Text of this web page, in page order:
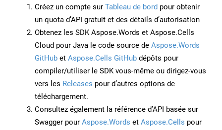
Créez un compte sur Tableau de bord pour obtenir
un quota d’API gratuit et des détails d’autorisation
Obtenez les SDK Aspose.Words et Aspose.Cells
Cloud pour Java le code source de Aspose.Words
GitHub et Aspose.Cells GitHub dépôts pour
compiler/utiliser le SDK vous-même ou dirigez-vous
vers les Releases pour d’autres options de
téléchargement.
Consultez également la référence d’API basée sur
Swagger pour Aspose.Words et Aspose.Cells pour